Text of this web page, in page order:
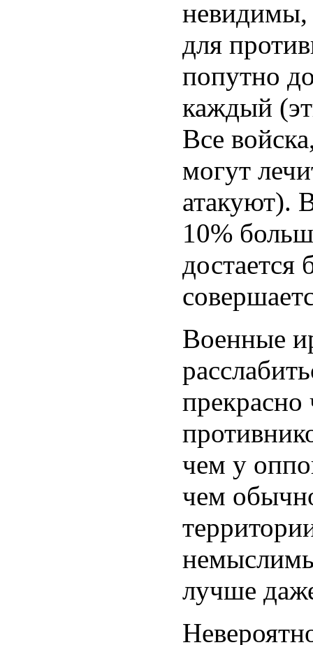
невидимы,
для
попутно
каждый
Все
могут
атакуют).
10%
достается
Военные
прекрасно
чем у
чем
лучше